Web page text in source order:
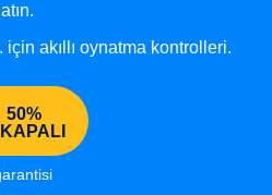
için akıllı oynatma kontrolleri.
50%
KAPALI